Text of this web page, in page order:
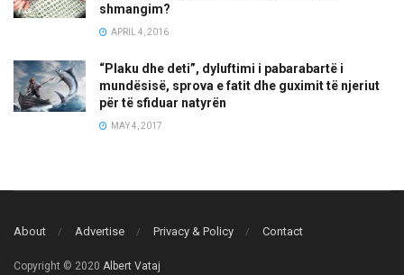
shmangim?
APRIL 4, 2016
“Plaku dhe deti”, dyluftimi i pabarabartë i
mundësisë, sprova e fatit dhe guximit të njeriut
për të sfiduar natyrën
MAY 4, 2017
About Advertise Privacy & Policy Contact
Copyright © 2020 Albert Vataj